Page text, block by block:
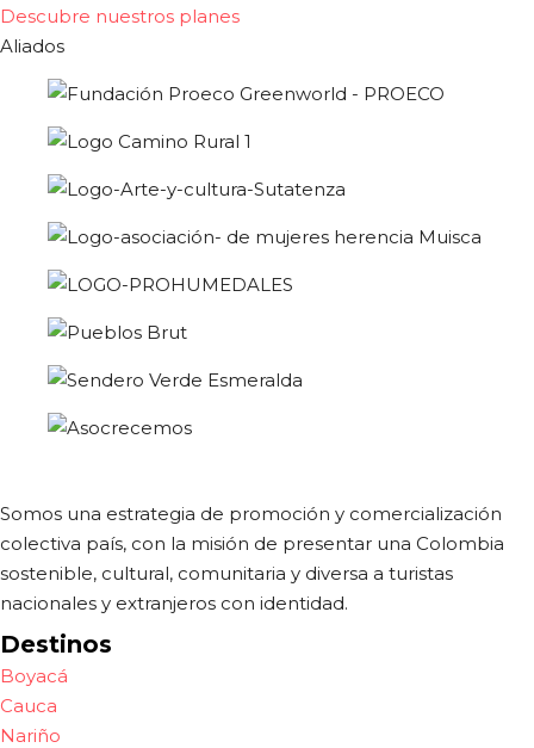
Descubre nuestros planes
Aliados
Somos una estrategia de promoción y comercialización
colectiva país, con la misión de presentar una Colombia
sostenible, cultural, comunitaria y diversa a turistas
nacionales y extranjeros con identidad.
Destinos
Boyacá
Cauca
Nariño